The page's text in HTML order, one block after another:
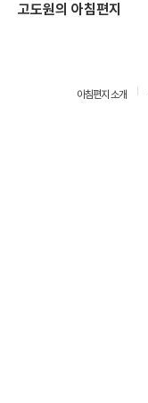
고도원의 아침편지
아침편지 소개